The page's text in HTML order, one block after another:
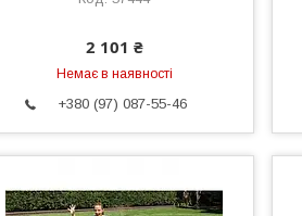
2 101 ₴
Немає в наявності
+380 (97) 087-55-46